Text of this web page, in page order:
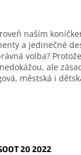
naším
a jedinečné
volba?
ale
městská i
20 2022